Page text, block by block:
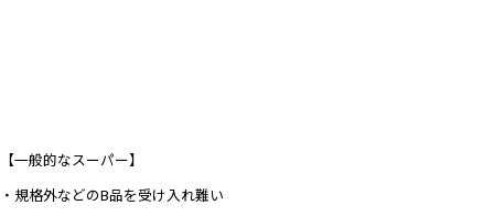
【一般的なスーパー】
・規格外などのB品を受け入れ難い